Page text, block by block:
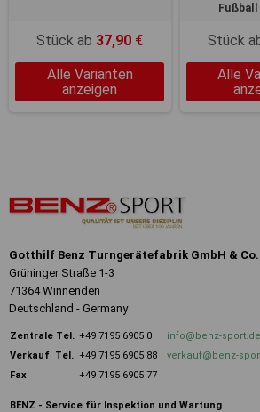
Stück ab 37,90 €
Alle Varianten
anzeigen
Stück
Alle
Gotthilf Benz Turngerätefabrik GmbH & Co.
Grüninger Straße 1-3
71364 Winnenden
Deutschland - Germany
Zentrale Tel. +49 7195 6905 0
info@benz-sport.de
Verkauf Tel. +49 7195 6905 88
verkauf@benz-
Fax
+49 7195 6905 77
BENZ - Service für Inspektion und Wartung